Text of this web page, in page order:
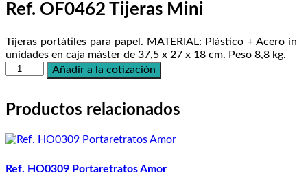
Ref. OF0462 Tijeras Mini
Tijeras portátiles para papel. MATERIAL: Plástico + Acero
unidades en caja máster de 37,5 x 27 x 18 cm. Peso 8,8 kg.
Ref.
OF0462
Mini
cantidad
Añadir a la cotización
Productos relacionados
Ref. HO0309 Portaretratos Amor